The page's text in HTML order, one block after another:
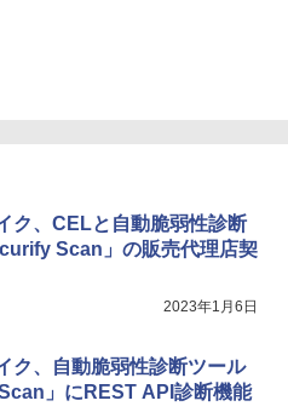
ク、CELと自動脆弱性診断
Scan」の販売代理店契
2023年1月6日
ク、自動脆弱性診断ツール
」にREST API診断機能